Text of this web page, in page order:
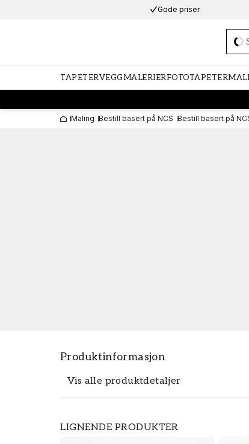
Gode priser
TAPETERVEGGMALERIERFOTOTAPETER
Maling Bestill basert på NCS Bestill basert på
Produktinformasjon
Vis alle produktdetaljer
LIGNENDE PRODUKTER